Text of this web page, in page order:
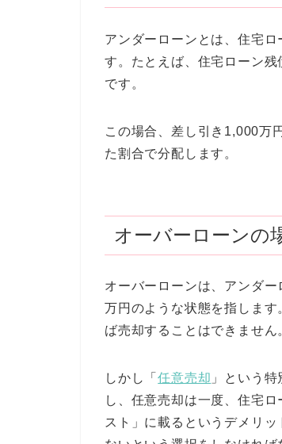
アンダーローンとは、住宅
す。たとえば、住宅ローン
です。
この場合、差し引き1,000万
た割合で分配します。
オーバーローンの
オーバーローンは、アンダ
万円のような状態を指しま
ば売却することはできません
しかし「任意売却 」という
し、任意売却は一度、住宅
スト」に載るというデメリ